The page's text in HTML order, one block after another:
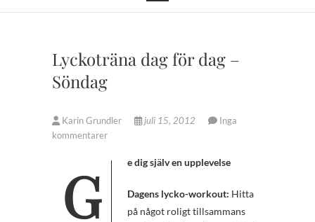
Lyckoträna dag för dag –
Söndag
Karin Grundler juli 15, 2012
Inga
kommentarer
Ge dig själv en upplevelse
Dagens lycko-workout: Hitta
på något roligt tillsammans